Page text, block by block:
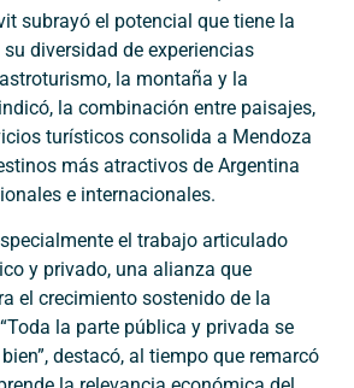
subrayó el potencial que tiene la
diversidad de experiencias
la montaña y la
la combinación entre paisajes,
turísticos consolida a Mendoza
más atractivos de Argentina
e internacionales.
el trabajo articulado
y privado, una alianza que
el crecimiento sostenido de la
la parte pública y privada se
destacó, al tiempo que remarcó